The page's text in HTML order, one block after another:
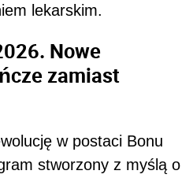
lekarskim.
Nowe
zamiast
w postaci Bonu
stworzony z myślą o